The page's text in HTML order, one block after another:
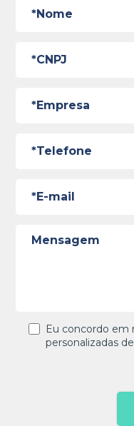
Eu concordo em
personalizadas